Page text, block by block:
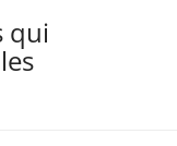
qui